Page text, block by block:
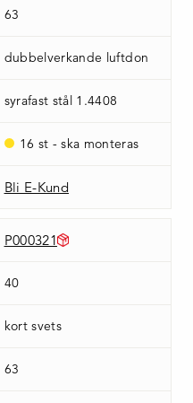
63
dubbelverkande luftdon
syrafast stål 1.4408
16 st - ska monteras
Bli E-Kund
P000321
40
kort svets
63